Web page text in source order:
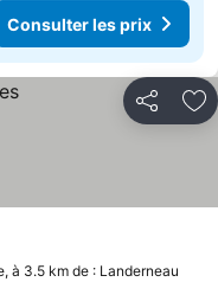
Consulter les prix
Partager
à 3.5 km de : Landerneau